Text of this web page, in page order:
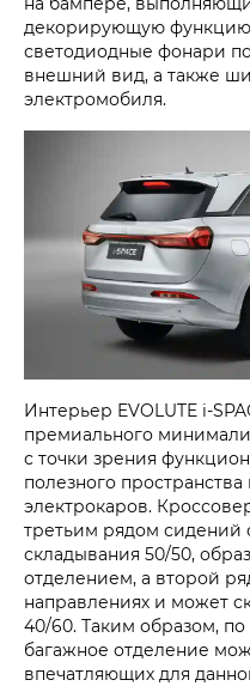
декорирующую
светодиодные фонари
внешний вид, а также
электромобиля.
Интерьер EVOLUTE
премиального
с точки зрения
полезного
электрокаров.
третьим рядом сидений
складывания 50/50,
отделением, а второй
направлениях и может
40/60. Таким образом,
багажное отделение
впечатляющих для